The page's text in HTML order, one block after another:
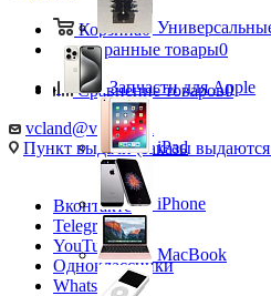
Корзина0
Избранные товары0
Сравнение товаров0
vcland@vcland.ru
Пункт выдачи (заказы выдаются
Вконтакте
Telegram
YouTube
Одноклассники
WhatsApp
Запчасти для Apple
iPad
iPhone
MacBook